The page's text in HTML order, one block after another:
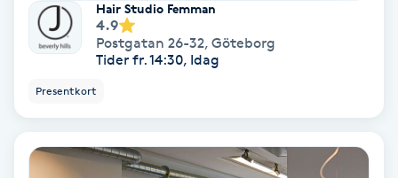
Olaplexbehandling
Ombre brows
Ombre naglar
Hair Studio Femman
4.9
Postgatan 26-32, Göteborg
Tider fr. 14:30, Idag
Presentkort